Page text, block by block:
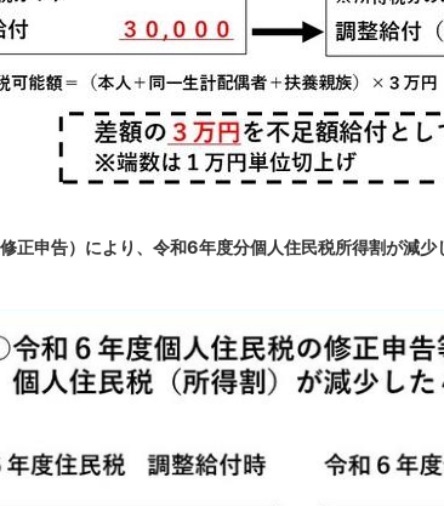
正申告）により、令和6年度分個人住民税所得割が減少